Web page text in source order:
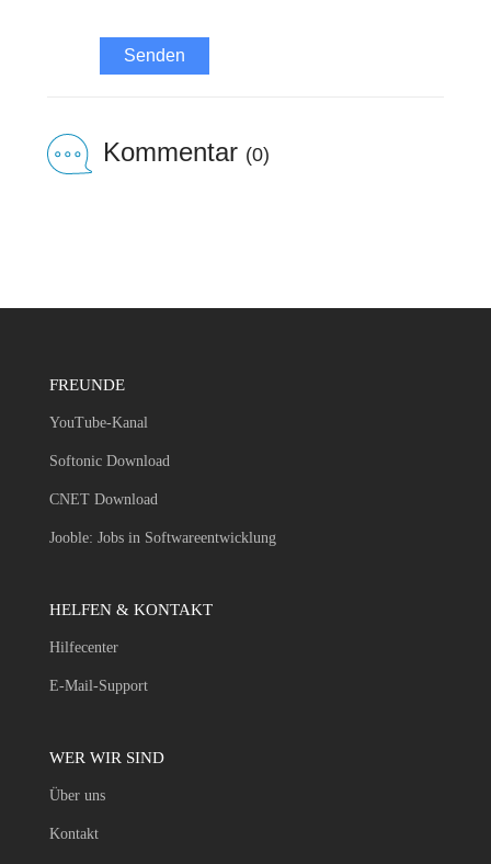
Senden
Kommentar (0)
FREUNDE
YouTube-Kanal
Softonic Download
CNET Download
Jooble: Jobs in Softwareentwicklung
HELFEN & KONTAKT
Hilfecenter
E-Mail-Support
WER WIR SIND
Über uns
Kontakt